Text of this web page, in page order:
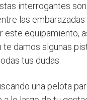
interrogantes
las embarazadas
este equipamiento,
te damos algunas
tus dudas.
una pelota